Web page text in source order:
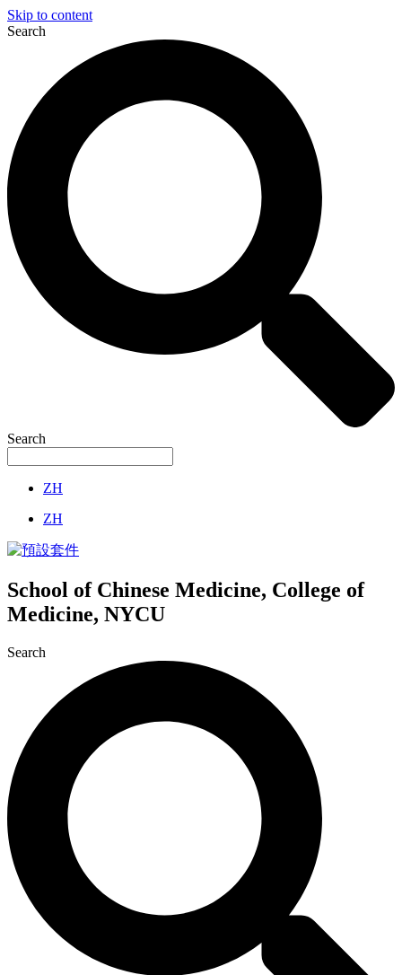
Skip to content
Search
Search
ZH
ZH
School of Chinese Medicine, College of
Medicine, NYCU
Search